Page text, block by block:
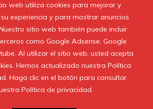
web utiliza cookies para mejorar y
experiencia y para mostrar anuncios
sitio web también puede incluir
como Google Adsense, Google
Al utilizar el sitio web, usted acepta
Hemos actualizado nuestra Política
Haga clic en el botón para consultar
Política de privacidad.
Todos los derechos reservados.